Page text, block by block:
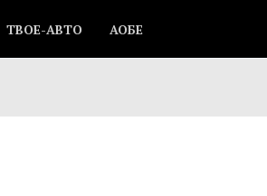
ТВОЕ-АВТО АОБЕ